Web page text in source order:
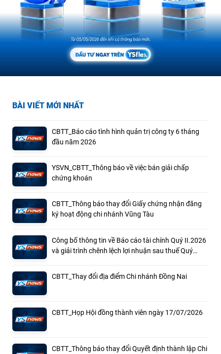
BÀI VIẾT MỚI NHẤT
CBTT_Báo cáo tình hình quản trị công ty 6 tháng
đầu năm 2026
YSVN_CBTT_Thông báo về việc bán giải chấp
chứng khoán
CBTT_Thông báo thay đổi Giấy chứng nhận đăng
ký hoạt động chi nhánh Vũng Tàu
Công bố thông tin về Báo cáo tài chính Quý II.2026
và giải trình chênh lệch lợi nhuận sau thuế Quý
CBTT_Thay đổi địa điểm Chi nhánh Đồng Nai
CBTT_Họp Hội đồng thành viên ngày 17/07/2026
CBTT_Thông báo thay đổi Quyết định thành lập Chi